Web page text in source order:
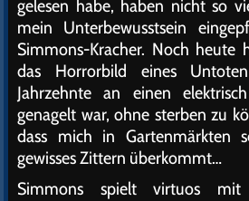
gelesen habe, haben nicht so
mein Unterbewusstsein
Simmons-Kracher. Noch heute
das Horrorbild eines
Jahrzehnte an einen
genagelt war, ohne sterben zu
dass mich in Gartenmärkten
gewisses Zittern überkommt…
Simmons spielt virtuos mit